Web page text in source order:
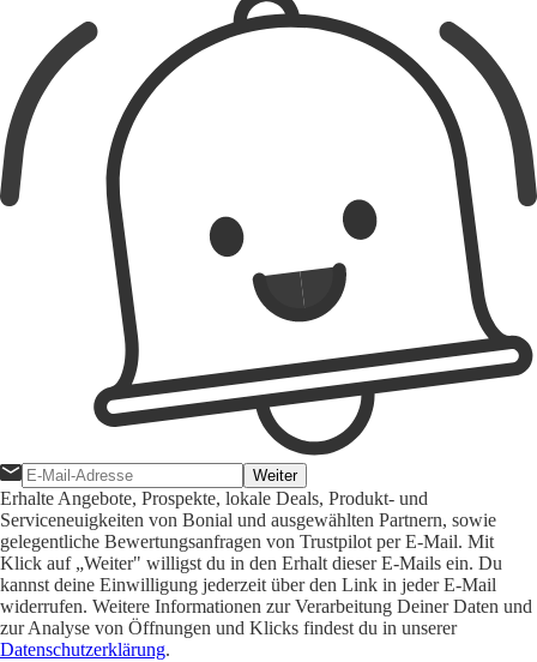
Weiter
Erhalte Angebote, Prospekte, lokale Deals, Produkt- und
Serviceneuigkeiten von Bonial und ausgewählten Partnern, sowie
gelegentliche Bewertungsanfragen von Trustpilot per E-Mail. Mit
Klick auf „Weiter" willigst du in den Erhalt dieser E-Mails ein. Du
kannst deine Einwilligung jederzeit über den Link in jeder E-Mail
widerrufen. Weitere Informationen zur Verarbeitung Deiner Daten und
zur Analyse von Öffnungen und Klicks findest du in unserer
Datenschutzerklärung.